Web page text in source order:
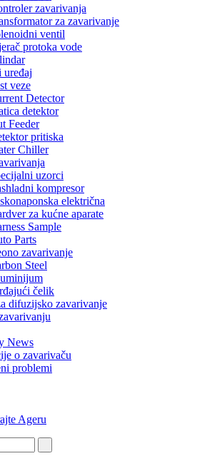
zavarivanja
za zavarivanje
ventil
protoka vode
uređaj
veze
Detector
detektor
Feeder
pritiska
Chiller
uzorci
kompresor
električna
za kućne aparate
Sample
Parts
zavarivanje
Steel
čelik
difuzijsko zavarivanje
News
o zavarivaču
problemi
Ageru